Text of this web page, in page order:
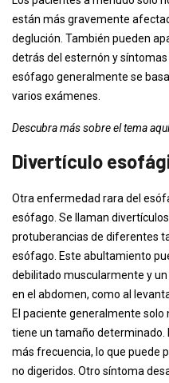
están más gravemente
deglución. También pueden
detrás del esternón y
esófago generalmente se
varios exámenes.
Descubra más sobre el tema aquí
Divertículo
Otra enfermedad rara del
esófago. Se llaman
protuberancias de diferentes
esófago. Este abultamiento
debilitado muscularmente y
en el abdomen, como al
El paciente generalmente
tiene un tamaño determinado.
más frecuencia, lo que puede
no digeridos. Otro síntoma